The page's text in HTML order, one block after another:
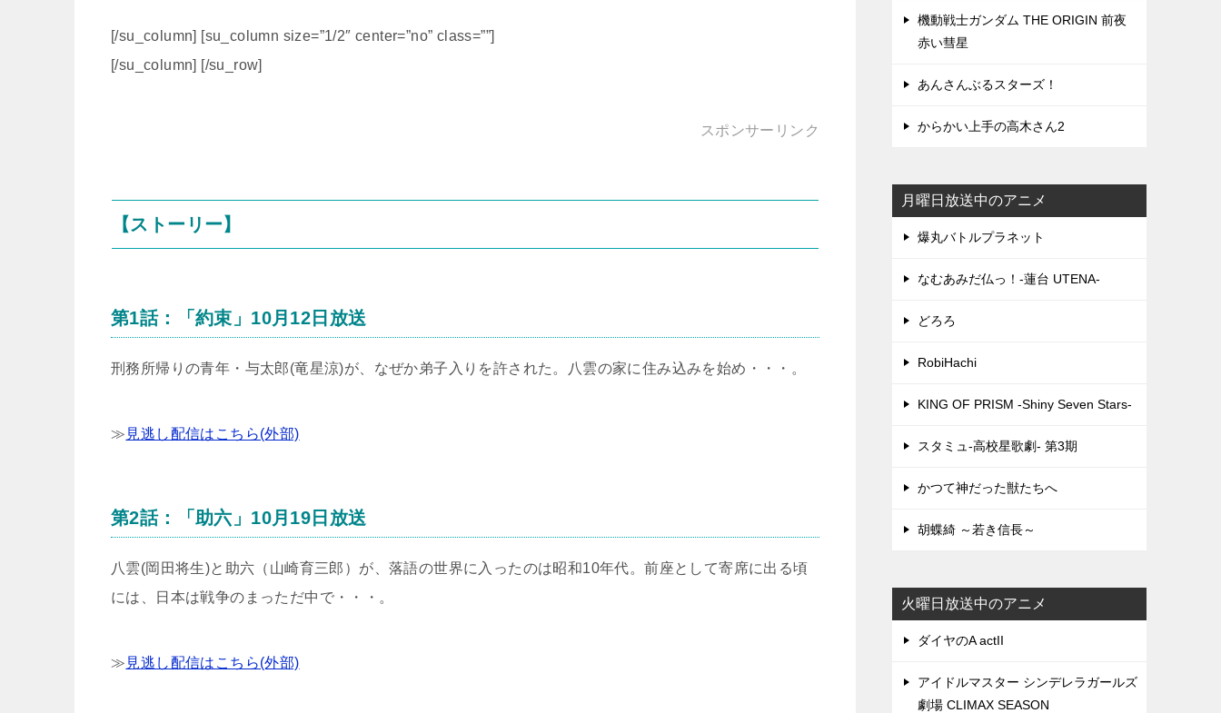
[/su_column] [su_column size=”1/2″ center=”no” class=””]
[/su_column] [/su_row]
スポンサーリンク
【ストーリー】
第1話：「約束」10月12日放送
刑務所帰りの青年・与太郎(竜星涼)が、なぜか弟子入りを許された。八雲の家に住み込みを始め・・・。
≫ 見逃し配信はこちら(外部)
第2話：「助六」10月19日放送
八雲(岡田将生)と助六（山崎育三郎）が、落語の世界に入ったのは昭和10年代。前座として寄席に出る頃
には、日本は戦争のまっただ中で・・・。
≫ 見逃し配信はこちら(外部)
機動戦士ガンダム THE ORIGIN 前夜
赤い彗星
あんさんぶるスターズ！
からかい上手の高木さん2
月曜日放送中のアニメ
爆丸バトルプラネット
なむあみだ仏っ！-蓮台 UTENA-
どろろ
RobiHachi
KING OF PRISM -Shiny Seven Stars-
スタミュ-高校星歌劇- 第3期
かつて神だった獣たちへ
胡蝶綺 ～若き信長～
火曜日放送中のアニメ
ダイヤのA actII
アイドルマスター シンデレラガールズ
劇場 CLIMAX SEASON